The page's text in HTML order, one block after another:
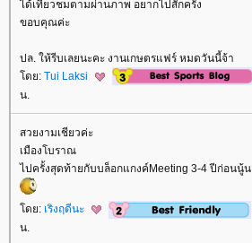
ได้เที่ยวชมตามผ่านภาพ อยากไปสักครั้ง
ขอบคุณค่ะ
ปล. ให้รีบเลยนะคะ งานเกษตรแฟร์ หมดวันนี้จ้า
ดย: Tui Laksi
น.
สวยงามเชียวค่ะ
เมืองโบราณ
ไปครั้งสุดท้ายกับบล็อกแกงค์Meeting 3-4 ปีก่อนนู้น
ดย: เริงฤดีนะ
น.